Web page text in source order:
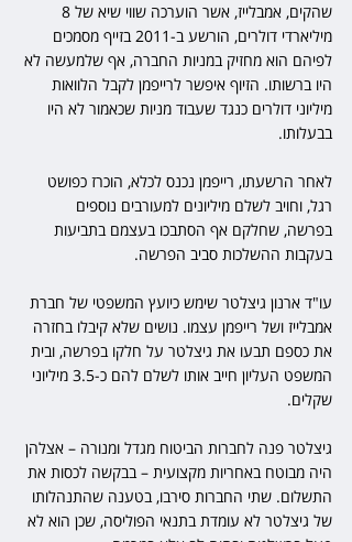
מיליארדי דולרים, הורשע ב-2011 בזייף מסמכים
לפיהם הוא מחזיק במניות החברה, אף שלמעשה לא
היו ברשותו. הזיוף איפשר לרייפמן לקבל הלוואות
מיליוני דולרים כנגד שעבוד מניות שכאמור לא היו
בבעלותו.
לאחר הרשעתו, רייפמן נכנס לכלא, הוכרז כפושט
רגל, וחויב לשלם מיליונים למעורבים נוספים
בפרשה, שחלקם אף הסתבכו בעצמם בתביעות
בעקבות ההשלכות סביב הפרשה.
עו"ד ארנון גיצלטר שימש כיועץ המשפטי של חברת
אמבלייז ושל רייפמן עצמו. נושים שלא קיבלו בחזרה
את כספם תבעו את גיצלטר על חלקו בפרשה, ובית
המשפט העליון חייב אותו לשלם להם כ-3.5 מיליוני
שקלים.
גיצלטר פנה לחברות הביטוח מגדל ומנורה – אצלהן
היה מבוטח באחריות מקצועית – בבקשה לכסות את
התשלום. שתי החברות סירבו, בטענה שהתנהלותו
של גיצלטר לא עומדת בתנאי הפוליסה, שכן הוא לא